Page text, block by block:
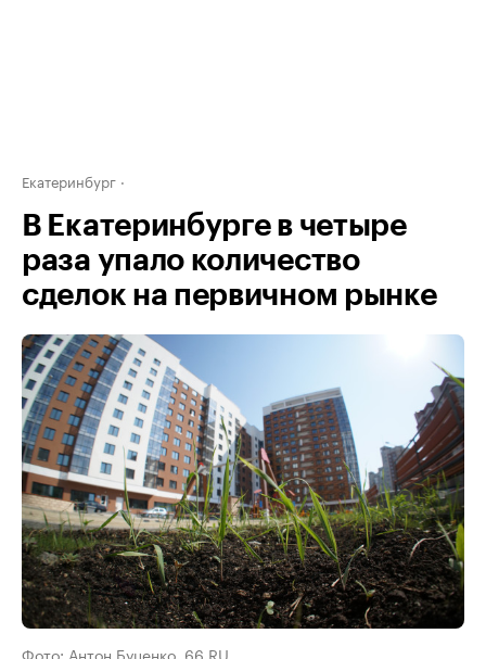
Екатеринбург
В Екатеринбурге в четыре
раза упало количество
сделок на первичном рынке
Фото: Антон Буценко, 66.RU